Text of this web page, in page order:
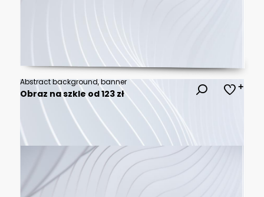
Abstract background, banner
Obraz na szkle od 123 zł